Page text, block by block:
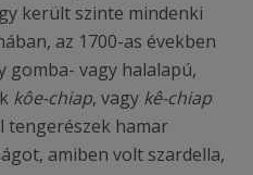
került szinte mindenki
az 1700-as években
gomba- vagy halalapú,
kôe-chiap, vagy kê-chiap
tengerészek hamar
amiben volt szardella,